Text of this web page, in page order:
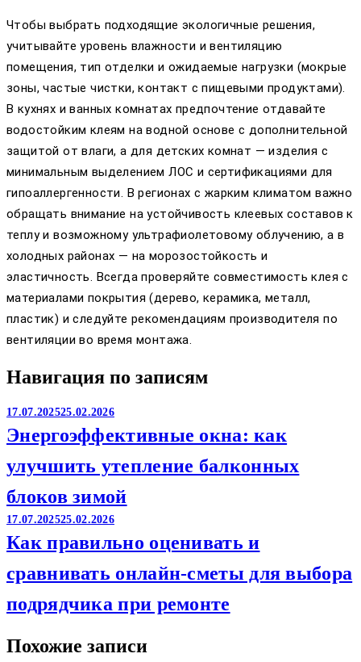
Чтобы выбрать подходящие экологичные решения,
учитывайте уровень влажности и вентиляцию
помещения, тип отделки и ожидаемые нагрузки (мокрые
зоны, частые чистки, контакт с пищевыми продуктами).
В кухнях и ванных комнатах предпочтение отдавайте
водостойким клеям на водной основе с дополнительной
защитой от влаги, а для детских комнат — изделия с
минимальным выделением ЛОС и сертификациями для
гипоаллергенности. В регионах с жарким климатом важно
обращать внимание на устойчивость клеевых составов к
теплу и возможному ультрафиолетовому облучению, а в
холодных районах — на морозостойкость и
эластичность. Всегда проверяйте совместимость клея с
материалами покрытия (дерево, керамика, металл,
пластик) и следуйте рекомендациям производителя по
вентиляции во время монтажа.
Навигация по записям
17.07.202525.02.2026
Энергоэффективные окна: как
улучшить утепление балконных
блоков зимой
17.07.202525.02.2026
Как правильно оценивать и
сравнивать онлайн-сметы для выбора
подрядчика при ремонте
Похожие записи